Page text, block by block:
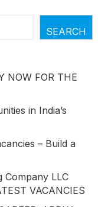
SEARCH
NOW FOR THE
in India’s
– Build a
Company LLC
VACANCIES